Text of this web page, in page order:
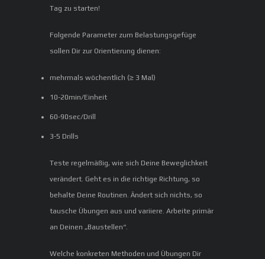
Tag zu starten!
Folgende Parameter zum Belastungsgefüge
sollen Dir zur Orientierung dienen:
mehrmals wöchentlich (≥ 3 Mal)
10-20min/Einheit
60-90sec/Drill
3-5 Drills
Teste regelmäßig, wie sich Deine Beweglichkeit
verändert. Geht es in die richtige Richtung, so
behalte Deine Routinen. Ändert sich nichts, so
tausche Übungen aus und variiere. Arbeite primär
an Deinen „Baustellen“.
Welche konkreten Methoden und Übungen Dir